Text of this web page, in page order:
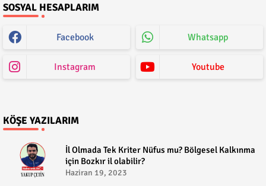
SOSYAL HESAPLARIM
Facebook Whatsapp
Instagram Youtube
KÖŞE YAZILARIM
​İl Olmada Tek Kriter Nüfus mu? Bölgesel Kalkınma
için Bozkır il olabilir?
Haziran 19, 2023